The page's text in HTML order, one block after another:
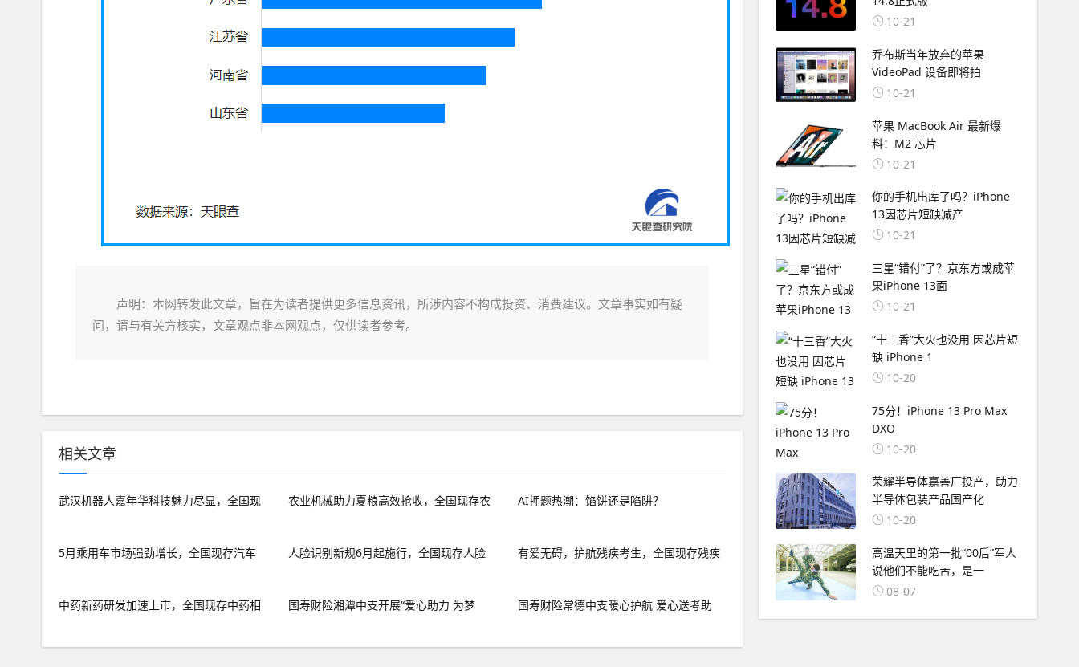
声明：本网转发此文章，旨在为读者提供更多信息资讯，所涉内容不构成投资、消费建议。文章事实如有疑
问，请与有关方核实，文章观点非本网观点，仅供读者参考。
相关文章
武汉机器人嘉年华科技魅力尽显，全国现 农业机械助力夏粮高效抢收，全国现存农 AI押题热潮：馅饼还是陷阱？
5月乘用车市场强劲增长，全国现存汽车 人脸识别新规6月起施行，全国现存人脸 有爱无碍，护航残疾考生，全国现存残疾
中药新药研发加速上市，全国现存中药相 国寿财险湘潭中支开展“爱心助力 为梦 国寿财险常德中支暖心护航 爱心送考助
10-21
乔布斯当年放弃的苹果
VideoPad 设备即将拍
10-21
苹果 MacBook Air 最新爆
料：M2 芯片
10-21
你的手机出库了吗？iPhone
13因芯片短缺减产
10-21
三星“错付”了？京东方或成苹
果iPhone 13面
10-21
“十三香”大火也没用 因芯片短
缺 iPhone 1
10-20
75分！iPhone 13 Pro Max
DXO
10-20
荣耀半导体嘉善厂投产，助力
半导体包装产品国产化
10-20
高温天里的第一批“00后”军人
说他们不能吃苦，是一
08-07